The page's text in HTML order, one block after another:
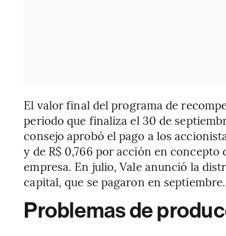
El valor final del programa de
periodo que finaliza el 30 de
consejo aprobó el pago a los
y de R$ 0,766 por acción en
empresa. En julio, Vale anunció la
capital, que se pagaron en septiembre.
Problemas de